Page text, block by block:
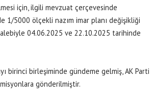
için, ilgili mevzuat çerçevesinde
5000 ölçekli nazım imar planı değişikliği
04.06.2025 ve 22.10.2025 tarihinde
birinci birleşiminde gündeme gelmiş, AK Parti
gönderilmiştir.